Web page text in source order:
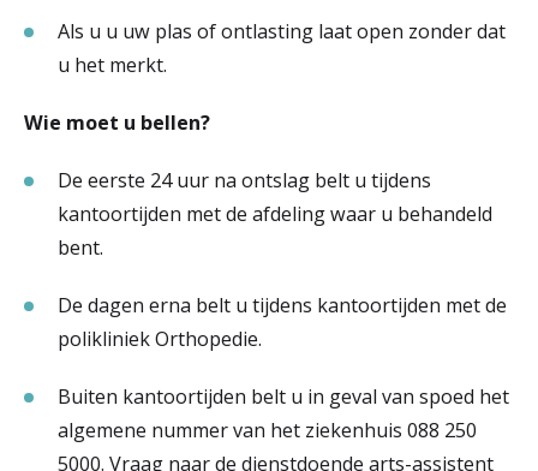
Als u u uw plas of ontlasting laat open zonder dat
u het merkt.
Wie moet u bellen?
De eerste 24 uur na ontslag belt u tijdens
kantoortijden met de afdeling waar u behandeld
bent.
De dagen erna belt u tijdens kantoortijden met de
polikliniek Orthopedie.
Buiten kantoortijden belt u in geval van spoed het
algemene nummer van het ziekenhuis 088 250
5000. Vraag naar de dienstdoende arts-assistent